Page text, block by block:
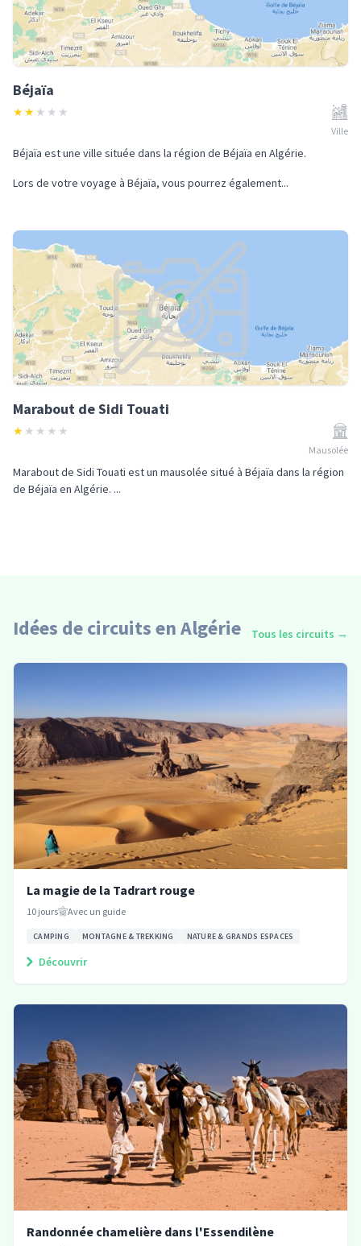
Béjaïa
★★ ★ ★ ★
Ville
Béjaïa est une ville située dans la région de Béjaïa en Algérie.
Lors de votre voyage à Béjaïa, vous pourrez également...
Marabout de Sidi Touati
★ ★ ★ ★ ★
Mausolée
Marabout de Sidi Touati est un mausolée situé à Béjaïa dans la région
de Béjaïa en Algérie. ...
Idées de circuits en Algérie Tous les circuits →
La magie de la Tadrart rouge
10 jours Avec un guide
CAMPING MONTAGNE & TREKKING NATURE & GRANDS ESPACES
Découvrir
Randonnée chamelière dans l'Essendilène